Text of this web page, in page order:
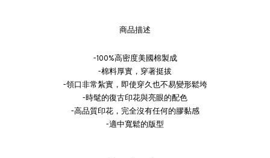
商品描述
-100%高密度美國棉製成
-棉料厚實，穿著挺拔
-領口非常紮實，即使穿久也不易變形鬆垮
-時髦的復古印花與亮眼的配色
-高品質印花，完全沒有任何的膠黏感
-適中寬鬆的版型